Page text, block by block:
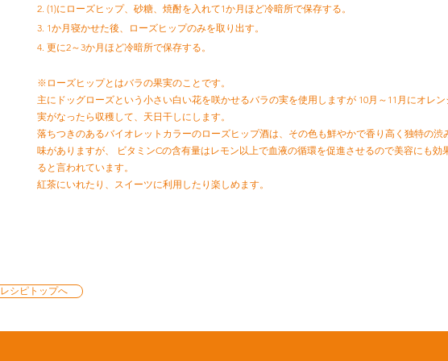
2. (1)にローズヒップ、砂糖、焼酎を入れて1か月ほど冷暗所で保存する。
3. 1か月寝かせた後、ローズヒップのみを取り出す。
4. 更に2～3か月ほど冷暗所で保存する。
※ローズヒップとはバラの果実のことです。
主にドッグローズという小さい白い花を咲かせるバラの実を使用しますが 10月～11月にオレ
実がなったら収穫して、天日干しにします。
落ちつきのあるバイオレットカラーのローズヒップ酒は、その色も鮮やかで香り高く独特の渋
味がありますが、 ビタミンCの含有量はレモン以上で血液の循環を促進させるので美容にも効
ると言われています。
紅茶にいれたり、スイーツに利用したり楽しめます。
レシピトップへ